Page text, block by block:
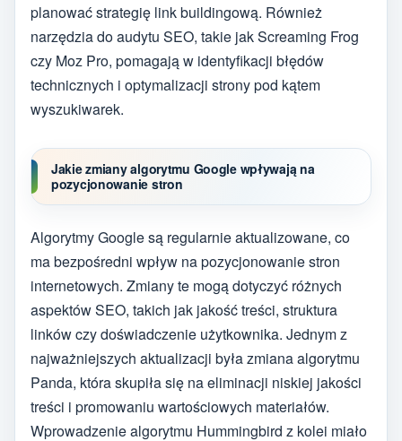
planować strategię link buildingową. Również
narzędzia do audytu SEO, takie jak Screaming Frog
czy Moz Pro, pomagają w identyfikacji błędów
technicznych i optymalizacji strony pod kątem
wyszukiwarek.
Jakie zmiany algorytmu Google wpływają na
pozycjonowanie stron
Algorytmy Google są regularnie aktualizowane, co
ma bezpośredni wpływ na pozycjonowanie stron
internetowych. Zmiany te mogą dotyczyć różnych
aspektów SEO, takich jak jakość treści, struktura
linków czy doświadczenie użytkownika. Jednym z
najważniejszych aktualizacji była zmiana algorytmu
Panda, która skupiła się na eliminacji niskiej jakości
treści i promowaniu wartościowych materiałów.
Wprowadzenie algorytmu Hummingbird z kolei miało